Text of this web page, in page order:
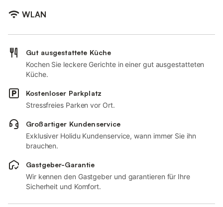
WLAN
Gut ausgestattete Küche
Kochen Sie leckere Gerichte in einer gut ausgestatteten
Küche.
Kostenloser Parkplatz
Stressfreies Parken vor Ort.
Großartiger Kundenservice
Exklusiver Holidu Kundenservice, wann immer Sie ihn
brauchen.
Gastgeber-Garantie
Wir kennen den Gastgeber und garantieren für Ihre
Sicherheit und Komfort.